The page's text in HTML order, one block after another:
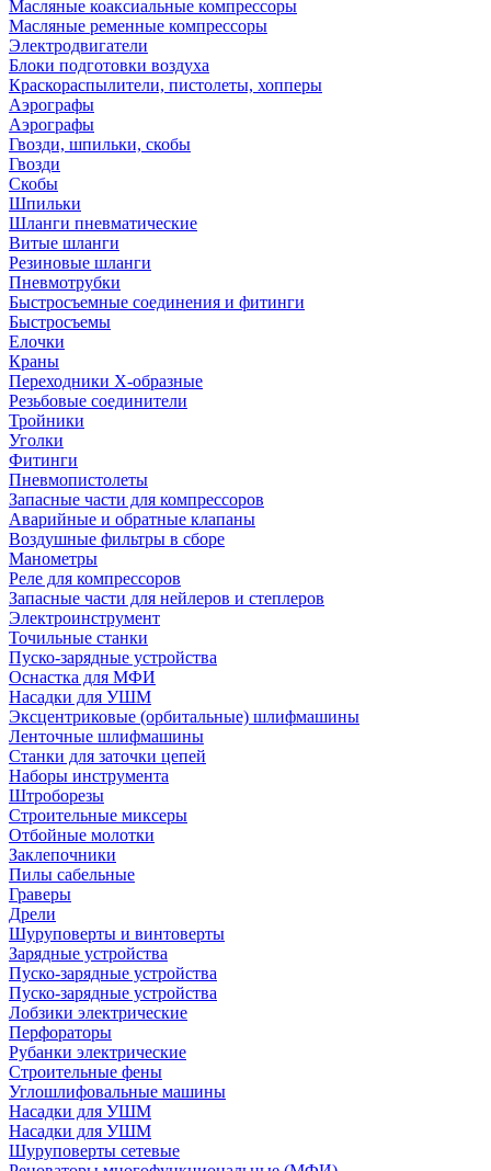
Масляные коаксиальные компрессоры
Масляные ременные компрессоры
Электродвигатели
Блоки подготовки воздуха
Краскораспылители, пистолеты, хопперы
Аэрографы
Аэрографы
Гвозди, шпильки, скобы
Гвозди
Скобы
Шпильки
Шланги пневматические
Витые шланги
Резиновые шланги
Пневмотрубки
Быстросъемные соединения и фитинги
Быстросъемы
Елочки
Краны
Переходники Х-образные
Резьбовые соединители
Тройники
Уголки
Фитинги
Пневмопистолеты
Запасные части для компрессоров
Аварийные и обратные клапаны
Воздушные фильтры в сборе
Манометры
Реле для компрессоров
Запасные части для нейлеров и степлеров
Электроинструмент
Точильные станки
Пуско-зарядные устройства
Оснастка для МФИ
Насадки для УШМ
Эксцентриковые (орбитальные) шлифмашины
Ленточные шлифмашины
Станки для заточки цепей
Наборы инструмента
Штроборезы
Строительные миксеры
Отбойные молотки
Заклепочники
Пилы сабельные
Граверы
Дрели
Шуруповерты и винтоверты
Зарядные устройства
Пуско-зарядные устройства
Пуско-зарядные устройства
Лобзики электрические
Перфораторы
Рубанки электрические
Строительные фены
Углошлифовальные машины
Насадки для УШМ
Насадки для УШМ
Шуруповерты сетевые